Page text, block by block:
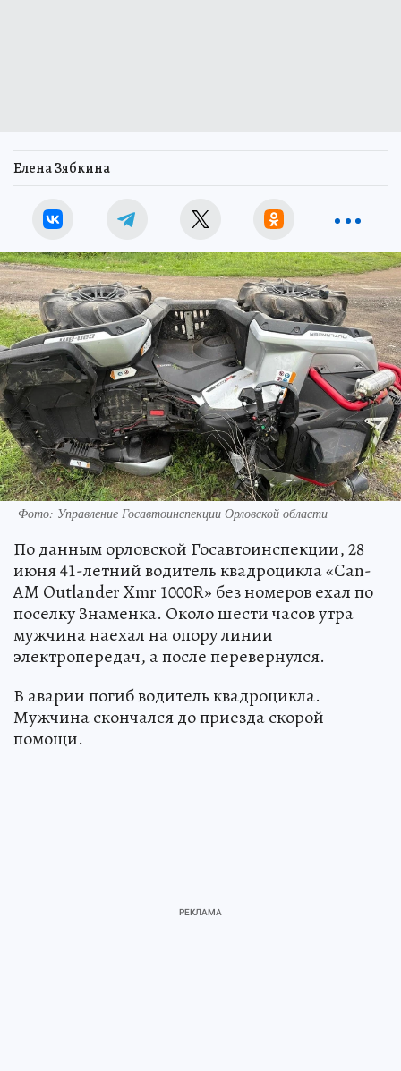
Елена Зябкина
Фото: Управление Госавтоинспекции Орловской области
По данным орловской Госавтоинспекции, 28
июня 41-летний водитель квадроцикла «Can-
AM Outlander Xmr 1000R» без номеров ехал по
поселку Знаменка. Около шести часов утра
мужчина наехал на опору линии
электропередач, а после перевернулся.
В аварии погиб водитель квадроцикла.
Мужчина скончался до приезда скорой
помощи.